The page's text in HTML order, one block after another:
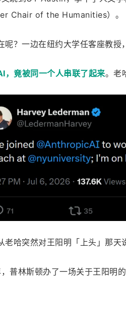
Chair of the Humanities）。
呢？一边在纽约大学任客座教
，竟被同一个人串联了起来。老
老哈突然对王阳明「上头」那天
普林斯顿办了一场关于王阳明